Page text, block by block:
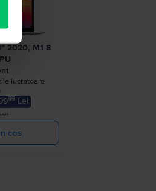
2020, M1 8
lucratoare
99 Lei
cos